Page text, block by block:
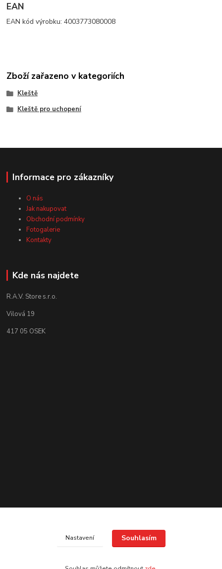
EAN
EAN kód výrobku: 4003773080008
Zboží zařazeno v kategoriích
Kleště
Kleště pro uchopení
Informace pro zákazníky
O nás
Jak nakupovat
Obchodní podmínky
Fotogalerie
Kontakty
Kde nás najdete
R.A.V. Store s.r.o.
Vilová 19
417 05 OSEK
Nastavení Souhlasím